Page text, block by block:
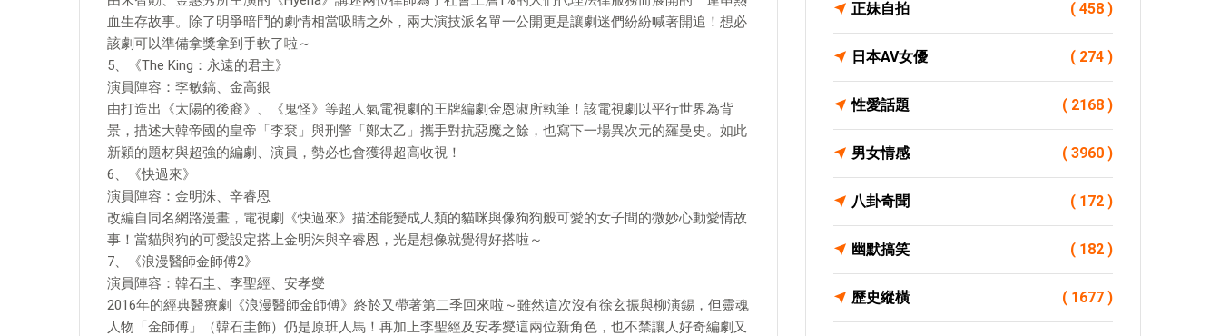
血生存故事。除了明爭暗鬥的劇情相當吸睛之外，兩大演技派名單一公開更是讓劇迷們紛紛喊著開追！想必
該劇可以準備拿獎拿到手軟了啦～
5、《The King：永遠的君主》
演員陣容：李敏鎬、金高銀
由打造出《太陽的後裔》、《鬼怪》等超人氣電視劇的王牌編劇金恩淑所執筆！該電視劇以平行世界為背
景，描述大韓帝國的皇帝「李袞」與刑警「鄭太乙」攜手對抗惡魔之餘，也寫下一場異次元的羅曼史。如此
新穎的題材與超強的編劇、演員，勢必也會獲得超高收視！
6、《快過來》
演員陣容：金明洙、辛睿恩
改編自同名網路漫畫，電視劇《快過來》描述能變成人類的貓咪與像狗狗般可愛的女子間的微妙心動愛情故
事！當貓與狗的可愛設定搭上金明洙與辛睿恩，光是想像就覺得好搭啦～
7、《浪漫醫師金師傅2》
演員陣容：韓石圭、李聖經、安孝燮
2016年的經典醫療劇《浪漫醫師金師傅》終於又帶著第二季回來啦～雖然這次沒有徐玄振與柳演錫，但靈魂
人物「金師傅」（韓石圭飾）仍是原班人馬！再加上李聖經及安孝燮這兩位新角色，也不禁讓人好奇編劇又
正妹自拍 ( 458 )
日本AV女優 ( 274 )
性愛話題 ( 2168 )
男女情感 ( 3960 )
八卦奇聞 ( 172 )
幽默搞笑 ( 182 )
歷史縱橫 ( 1677 )